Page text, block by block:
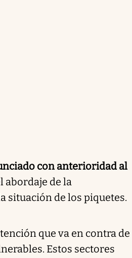
con anterioridad al
abordaje de la
situación de los piquetes.
que va en contra de
Estos sectores